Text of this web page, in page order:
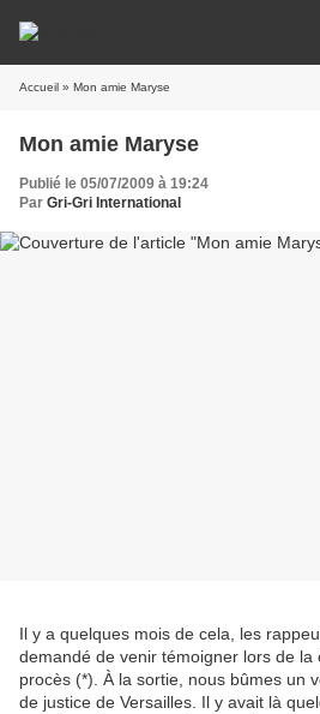
Accueil » Mon amie Maryse
Mon amie Maryse
Publié le 05/07/2009 à 19:24
Par Gri-Gri International
Il y a quelques mois de cela, les
demandé de venir témoigner lors de la
procès (*). À la sortie, nous bûmes un
de justice de Versailles. Il y avait là